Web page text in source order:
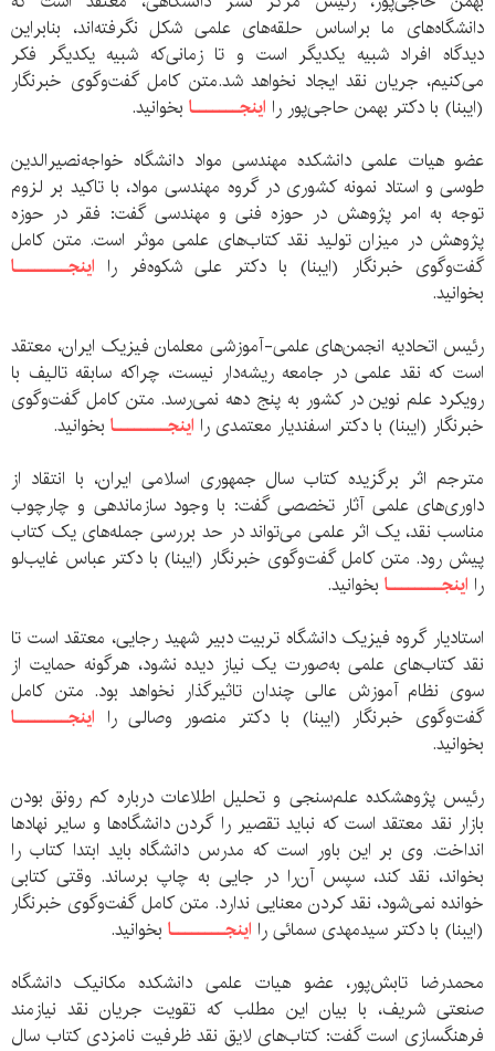
دانشگاه‌های ما براساس حلقه‌های علمی شکل نگرفته‌اند، بنابراین
دیدگاه‌ افراد شبیه یکدیگر است و تا زمانی‌که شبیه یکدیگر فکر
می‌کنیم، جریان نقد ایجاد نخواهد شد.متن کامل گفت‌و‌گوی خبرنگار
(ایبنا) با دکتر بهمن حاجی‌پور را اینجـــــــا بخوانید.
عضو هیات علمی دانشکده مهندسی مواد دانشگاه خواجه‌نصیر‌الدین
طوسی و استاد نمونه کشوری در گروه مهندسی مواد، با تاکید بر لزوم
توجه به امر پژوهش در حوزه فنی و مهندسی گفت: فقر در حوزه
پژوهش در میزان تولید نقد کتاب‌های علمی موثر است. متن کامل
گفت‌و‌گوی خبرنگار (ایبنا) با دکتر علی شکوه‌فر را اینجــــــــا
بخوانید.
رئیس اتحادیه انجمن‌های علمی‌-‌آموزشی معلمان فیزیک ایران، معتقد
است که نقد علمی در جامعه ریشه‌دار نیست، چراکه سابقه تالیف با
رویکرد علم نوین در کشور به پنج دهه نمی‌رسد. متن کامل گفت‌و‌گوی
خبرنگار (ایبنا) با دکتر اسفندیار معتمدی را اینجــــــــا بخوانید.
مترجم اثر برگزیده کتاب سال جمهوری اسلامی ایران، با انتقاد از
داوری‌های علمی آثار تخصصی گفت: با وجود سازماندهی و چارچوب
مناسب نقد، یک اثر علمی می‌تواند در حد بررسی جمله‌های یک کتاب
پیش رود. متن کامل گفت‌و‌گوی خبرنگار (ایبنا) با دکتر عباس غایب‌لو
را اینجــــــــا بخوانید.
استادیار گروه فيزيک دانشگاه تربیت دبیر شهید رجایی، معتقد است تا
نقد کتا‌ب‌های علمی به‌صورت یک نیاز دیده نشود، هرگونه حمایت از
سوی نظام آموزش عالی چندان تاثیرگذار نخواهد بود. متن کامل
گفت‌و‌گوی خبرنگار (ایبنا) با دکتر منصور وصالی را اینجــــــــا
بخوانید.
رئيس پژوهشكده علم‌سنجی و تحليل اطلاعات درباره کم رونق بودن
بازار نقد معتقد است که نباید تقصیر را گردن دانشگاه‌ها و سایر نهادها
انداخت. وی بر این باور است که مدرس دانشگاه باید ابتدا کتاب را
بخواند، نقد کند، سپس آن‌را در جایی به چاپ برساند. وقتی کتابی
خوانده نمی‌شود، نقد کردن معنایی ندارد. متن کامل گفت‌و‌گوی خبرنگار
(ایبنا) با دکتر سیدمهدی سمائی را اینجــــــــا بخوانید.
محمد‌رضا تابش‌پور، عضو هیات علمی دانشکده مکانیک دانشگاه
صنعتی شریف، با بیان این مطلب که تقویت جریان نقد نیازمند
فرهنگسازی است گفت: کتاب‌های لایق نقد ظرفیت نامزدی کتاب سال